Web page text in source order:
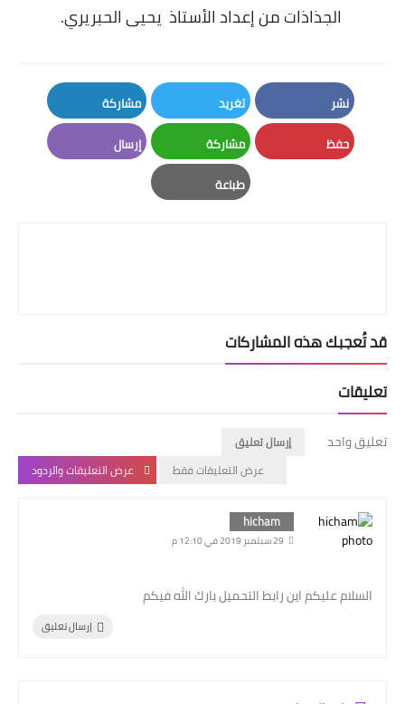
الجذاذات من إعداد الأستاذ يحيى الحبريري.
نشر
Facebook
تغريد
Twitter
مشاركة
LinkedIn
حفظ مشاركة
Whatsapp
إرسال
طباعة
قد تُعجبك هذه المشاركات
تعليقات
تعليق واحد
إرسال تعليق
عرض التعليقات فقط
عرض التعليقات والردود
hicham
29 سبتمبر 2019 في 12:10 م
السلام عليكم اين رابط التحميل بارك الله فيكم
إرسال تعليق